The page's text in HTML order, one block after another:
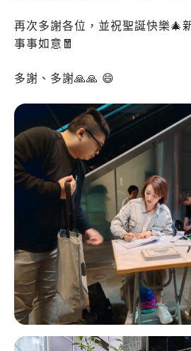
再次多謝各位，並祝聖誕快樂🎄
事事如意🧧
多謝、多謝🙏🙏 😄